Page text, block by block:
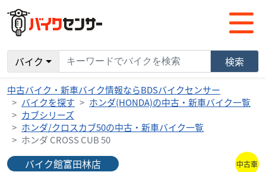
バイク 検索
中古バイク・新車バイク情報ならBDSバイクセンサー
バイクを探す
ホンダ(HONDA)の中古・新車バイク一覧
カブシリーズ
ホンダ/クロスカブ50の中古・新車バイク一覧
ホンダ CROSS CUB 50
バイク館富田林店 中古車